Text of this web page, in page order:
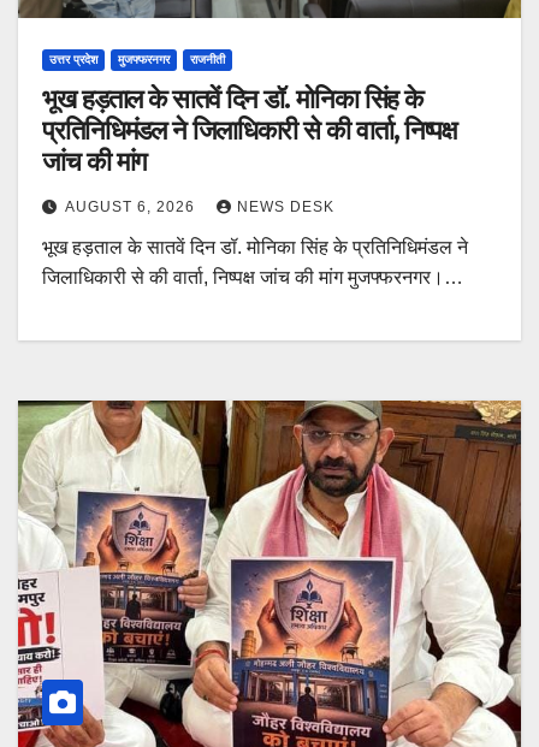
उत्तर प्रदेश मुजफ्फरनगर राजनीती
भूख हड़ताल के सातवें दिन डॉ. मोनिका सिंह के
प्रतिनिधिमंडल ने जिलाधिकारी से की वार्ता, निष्पक्ष
जांच की मांग
AUGUST 6, 2026 NEWS DESK
भूख हड़ताल के सातवें दिन डॉ. मोनिका सिंह के प्रतिनिधिमंडल ने
जिलाधिकारी से की वार्ता, निष्पक्ष जांच की मांग मुजफ्फरनगर।…